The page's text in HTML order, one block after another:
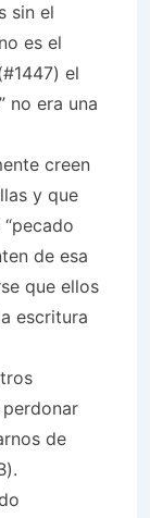
sin el
es el
el
no era una
creen
y que
de esa
que ellos
escritura
de